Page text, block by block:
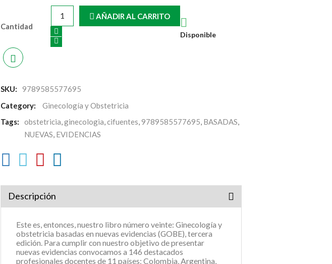
Cantidad
AÑADIR AL CARRITO 
Disponible
SKU:
9789585577695
Category:
Ginecología y Obstetricia
Tags:
obstetricia,ginecologia,cifuentes,9789585577695, BASADAS,
NUEVAS, EVIDENCIAS
Descripción
Este es, entonces, nuestro libro número veinte: Ginecología y
obstetricia basadas en nuevas evidencias (GOBE), tercera
edición. Para cumplir con nuestro objetivo de presentar
nuevas evidencias convocamos a 146 destacados
profesionales docentes de 11 países: Colombia, Argentina,